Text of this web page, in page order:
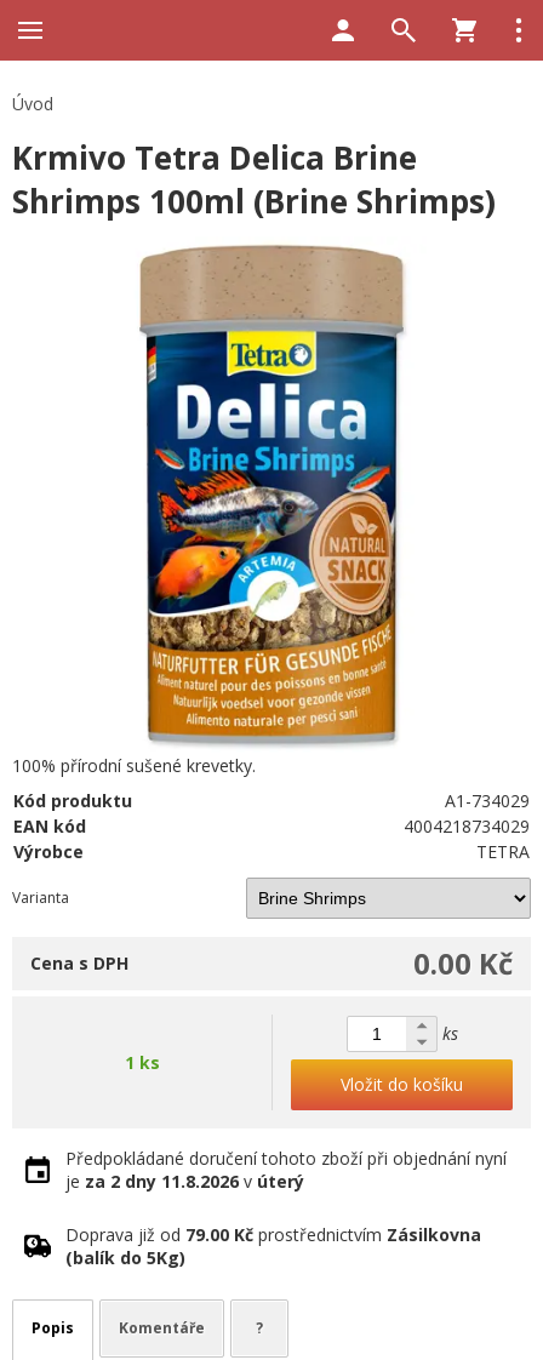
Úvod
Krmivo Tetra Delica Brine
Shrimps 100ml (Brine Shrimps)
100% přírodní sušené krevetky.
Kód produktu
A1-734029
EAN kód
4004218734029
Výrobce
TETRA
Varianta
0.00 Kč
Cena s DPH
1 ks
ks
Vložit do košíku
Předpokládané doručení tohoto zboží při objednání nyní
je za 2 dny 11.8.2026 v úterý
Doprava již od 79.00 Kč prostřednictvím Zásilkovna
(balík do 5Kg)
Popis Komentáře ?